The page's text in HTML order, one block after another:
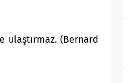
ulaştırmaz. (Bernard